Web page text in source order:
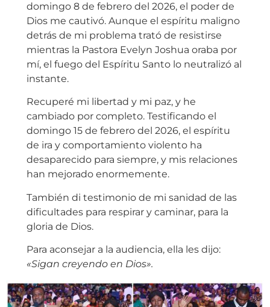
domingo 8 de febrero del 2026, el poder de
Dios me cautivó. Aunque el espíritu maligno
detrás de mi problema trató de resistirse
mientras la Pastora Evelyn Joshua oraba por
mí, el fuego del Espíritu Santo lo neutralizó al
instante.
Recuperé mi libertad y mi paz, y he
cambiado por completo. Testificando el
domingo 15 de febrero del 2026, el espíritu
de ira y comportamiento violento ha
desaparecido para siempre, y mis relaciones
han mejorado enormemente.
También di testimonio de mi sanidad de las
dificultades para respirar y caminar, para la
gloria de Dios.
Para aconsejar a la audiencia, ella les dijo:
«Sigan creyendo en Dios».